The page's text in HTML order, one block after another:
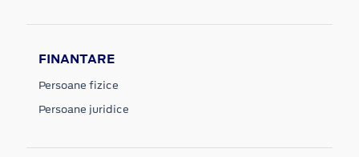
FINANTARE
Persoane fizice
Persoane juridice